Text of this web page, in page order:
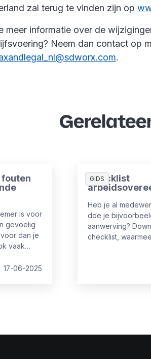
zal terug te vinden zijn op
meer informatie over de
Neem dan contact op
.
fouten
is voor
gevoelig
dan je
vaak
ervan.
17-06-2025
GIDS
Checklist
Heb je al
doe je
aanwerving?
checklist,